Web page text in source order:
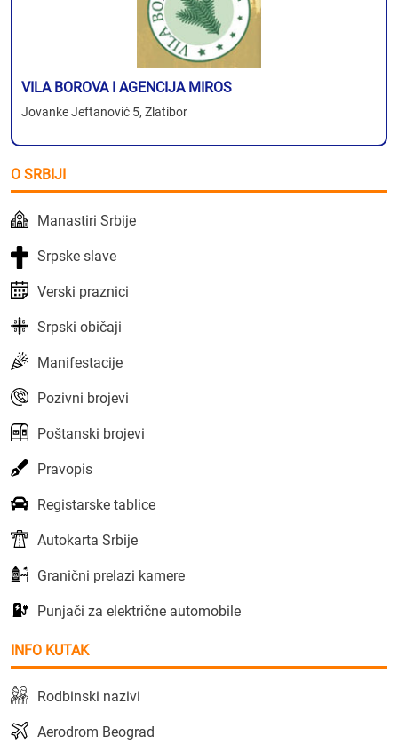
VILA BOROVA I AGENCIJA MIROS
Jovanke Jeftanović 5, Zlatibor
O SRBIJI
Manastiri Srbije
Srpske slave
Verski praznici
Srpski običaji
Manifestacije
Pozivni brojevi
Poštanski brojevi
Pravopis
Registarske tablice
Autokarta Srbije
Granični prelazi kamere
Punjači za električne automobile
INFO KUTAK
Rodbinski nazivi
Aerodrom Beograd